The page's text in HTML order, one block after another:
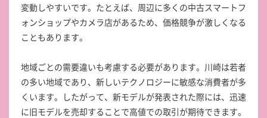
変動しやすいです。たとえば、周辺に多くの中古スマートフ
ォンショップやカメラ店があるため、価格競争が激しくなる
こともあります。
地域ごとの需要違いも考慮する必要があります。川崎は若者
の多い地域であり、新しいテクノロジーに敏感な消費者が多
くいます。したがって、新モデルが発表された際には、迅速
に旧モデルを売却することで高値での取引が期待できます。